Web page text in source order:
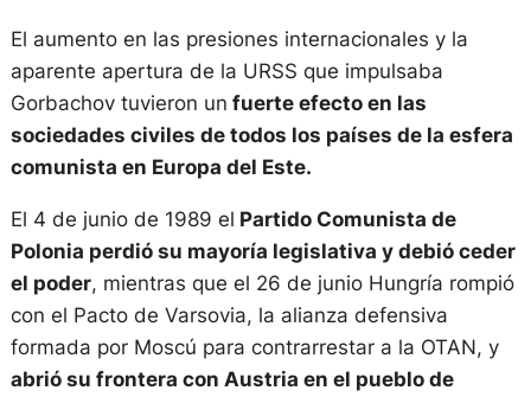
El aumento en las presiones internacionales y la
aparente apertura de la URSS que impulsaba
Gorbachov tuvieron un fuerte efecto en las
sociedades civiles de todos los países de la esfera
comunista en Europa del Este.
El 4 de junio de 1989 el Partido Comunista de
Polonia perdió su mayoría legislativa y debió ceder
el poder, mientras que el 26 de junio Hungría rompió
con el Pacto de Varsovia, la alianza defensiva
formada por Moscú para contrarrestar a la OTAN, y
abrió su frontera con Austria en el pueblo de